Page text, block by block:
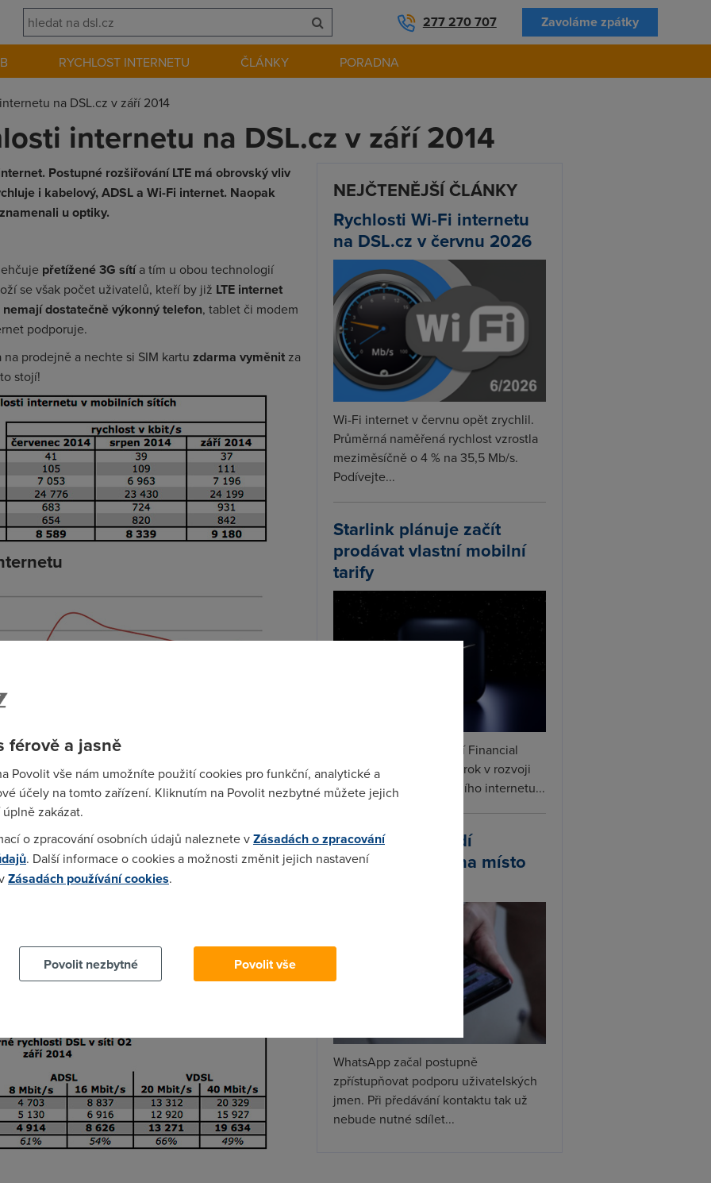
277 270 707 Zavoláme zpátky
RYCHLOST INTERNETU ČLÁNKY PORADNA
na DSL.cz v září 2014
internetu na DSL.cz v září 2014
Postupné rozšiřování LTE má obrovský vliv
i kabelový, ADSL a Wi-Fi internet. Naopak
u optiky.
přetížené 3G sítía tím u obou technologií
se však počet uživatelů, kteří by již LTE internet
nemají dostatečně výkonný telefon, tablet či modem
podporuje.
prodejně a nechte si SIM kartu zdarma vyměnit za
stojí!
NEJČTENĚJŠÍ ČLÁNKY
Rychlosti Wi-Fi internetu
na DSL.cz v červnu 2026
Wi-Fi internet v červnu opět zrychlil.
Průměrná naměřená rychlost vzrostla
meziměsíčně o 4 % na 35,5 Mb/s.
Podívejte...
Starlink plánuje začít
prodávat vlastní mobilní
tarify
SpaceX podle informací Financial
Times připravuje další krok v rozvoji
Starlinku. Vedle satelitního internetu...
WhatsApp zavádí
uživatelská jména místo
WhatsApp začal postupně
zpřístupňovat podporu uživatelských
jmen. Při předávání kontaktu tak už
nebude nutné sdílet...
férově a jasně
Povolit vše nám umožníte použití cookies pro funkční, analytické a
účely na tomto zařízení. Kliknutím na Povolit nezbytné můžete jejich
zakázat.
o zpracování osobních údajů naleznete vZásadách o zpracování
. Další informace o cookies a možnosti změnit jejich nastavení
Zásadách používání cookies.
Povolit nezbytné Povolit vše